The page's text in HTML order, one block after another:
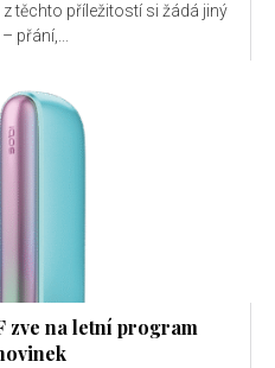
těchto příležitostí si žádá jiný
přání,...
zve na letní program